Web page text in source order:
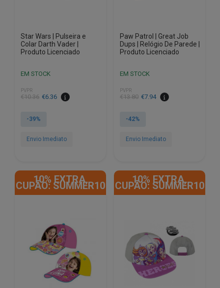
Star Wars | Pulseira e
Colar Darth Vader |
Produto Licenciado
EM STOCK
PVPR
€10.36
O
original
€10.36.
€6.36
O
atual
€6.36.
-39%
Envio Imediato
Paw Patrol | Great Job
Dups | Relógio De Parede |
Produto Licenciado
EM STOCK
PVPR
€13.80
O
original
€13.80.
€7.94
O
atual
€7.94.
-42%
Envio Imediato
10% EXTRA,
CUPÃO: SUMMER10
10% EXTRA,
CUPÃO: SUMMER10